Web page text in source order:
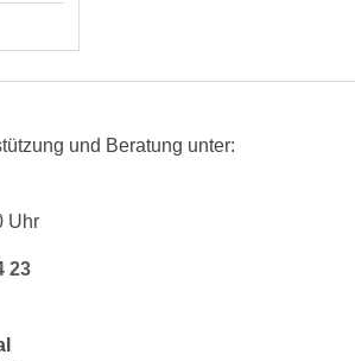
und Beratung unter:
Uhr
23